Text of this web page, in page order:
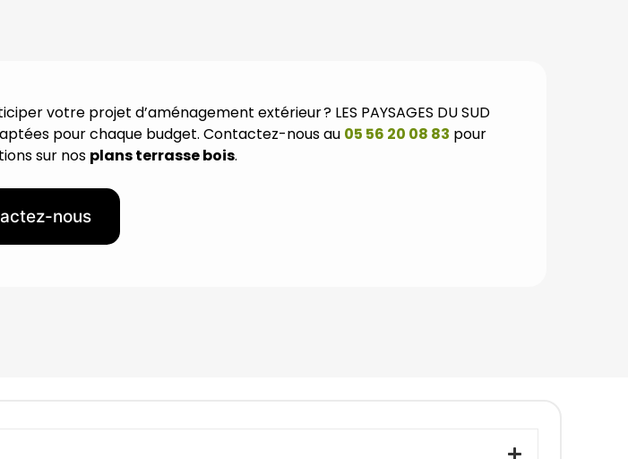
votre projet d’aménagement extérieur ? LES PAYSAGES DU SUD
pour chaque budget. Contactez-nous au 05 56 20 08 83 pour
sur nos plans terrasse bois.
nous